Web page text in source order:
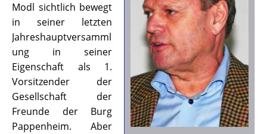
Modl sichtlich bewegt
in seiner letzten
Jahreshauptversamml
ung in seiner
Eigenschaft als 1.
Vorsitzender der
Gesellschaft der
Freunde der Burg
Pappenheim. Aber